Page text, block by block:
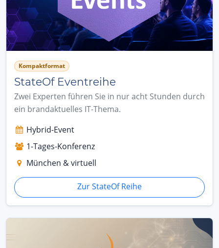
Kompaktformat
StateOf Eventreihe
Zwei Experten führen Sie in nur acht Stunden durch
ein brandaktuelles IT-Thema.
Hybrid-Event
1-Tages-Konferenz
München & virtuell
Zur StateOf Reihe